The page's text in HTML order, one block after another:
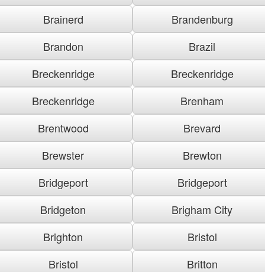
Brainerd
Brandenburg
Brandon
Brazil
Breckenridge
Breckenridge
Breckenridge
Brenham
Brentwood
Brevard
Brewster
Brewton
Bridgeport
Bridgeport
Bridgeton
Brigham City
Brighton
Bristol
Bristol
Britton